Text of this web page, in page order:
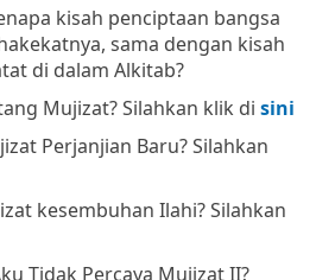
kisah penciptaan bangsa
sama dengan kisah
di dalam Alkitab?
Mujizat? Silahkan klik di sini
Perjanjian Baru? Silahkan
kesembuhan Ilahi? Silahkan
Tidak Percaya Mujizat II?